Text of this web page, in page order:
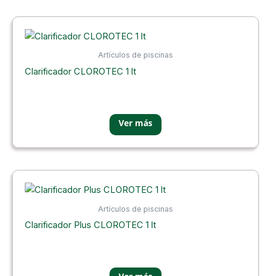
Artículos de piscinas
Clarificador CLOROTEC 1 lt
Artículos de piscinas
Clarificador Plus CLOROTEC 1 lt